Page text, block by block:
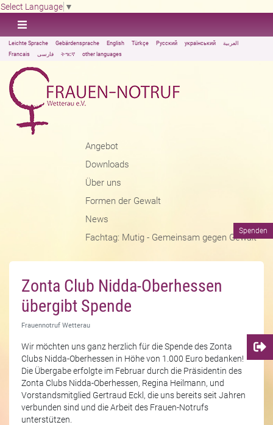
Select Language ▼
Leichte Sprache Gebärdensprache English Türkçe Русский український
العربية
Francais
فارسی ትግርኛ other languages
Angebot
Downloads
Über uns
Formen der Gewalt
News
Fachtag: Mutig - Gemeinsam gegen Gewalt
Zonta Club Nidda-Oberhessen
übergibt Spende
Frauennotruf Wetterau
Wir möchten uns ganz herzlich für die Spende des Zonta
Clubs Nidda-Oberhessen in Höhe von 1.000 Euro bedanken!
Die Übergabe erfolgte im Februar durch die Präsidentin des
Zonta Clubs Nidda-Oberhessen, Regina Heilmann, und
Vorstandsmitglied Gertraud Eckl, die uns bereits seit Jahren
verbunden sind und die Arbeit des Frauen-Notrufs
unterstützen.
Spenden